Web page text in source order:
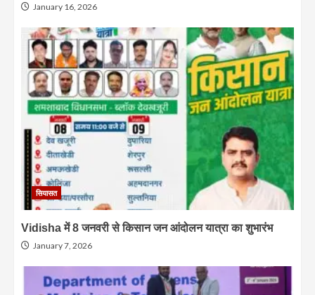
January 16, 2026
सियासत
Vidisha में 8 जनवरी से किसान जन आंदोलन यात्रा का शुभारंभ
January 7, 2026